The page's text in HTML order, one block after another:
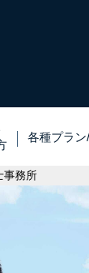
各種プラン/
事務所